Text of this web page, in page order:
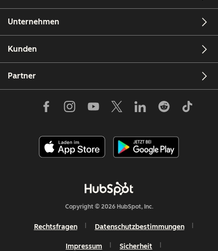
Unternehmen
Kunden
Partner
Copyright © 2026 HubSpot, Inc.
Rechtsfragen Datenschutzbestimmungen
Impressum Sicherheit